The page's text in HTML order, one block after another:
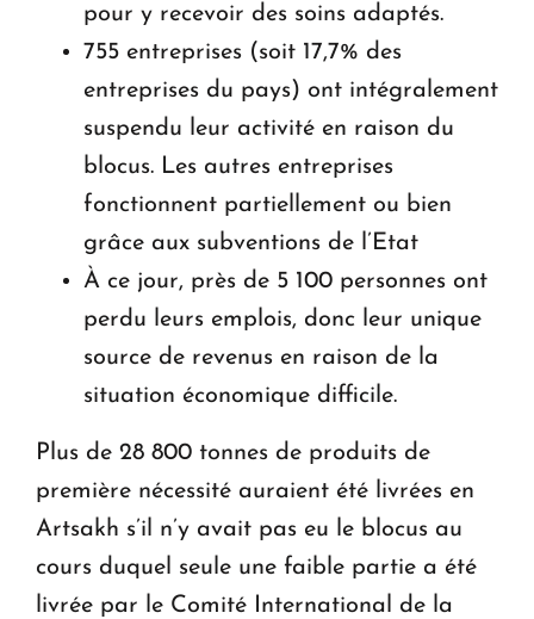
pour y recevoir des soins adaptés.
755 entreprises (soit 17,7% des
entreprises du pays) ont intégralement
suspendu leur activité en raison du
blocus. Les autres entreprises
fonctionnent partiellement ou bien
grâce aux subventions de l’Etat
À ce jour, près de 5 100 personnes ont
perdu leurs emplois, donc leur unique
source de revenus en raison de la
situation économique difficile.
Plus de 28 800 tonnes de produits de
première nécessité auraient été livrées en
Artsakh s’il n’y avait pas eu le blocus au
cours duquel seule une faible partie a été
livrée par le Comité International de la